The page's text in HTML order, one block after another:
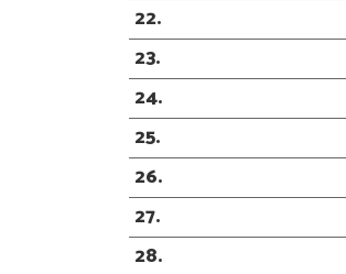
22
23
24
25
26
27
28